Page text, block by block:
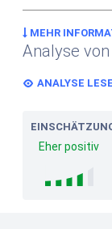
MEHR
Analyse
ANALYSE
Eher positiv